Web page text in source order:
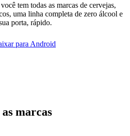
tem todas as marcas de cervejas,
uma linha completa de zero álcool e
porta, rápido.
para Android
marcas